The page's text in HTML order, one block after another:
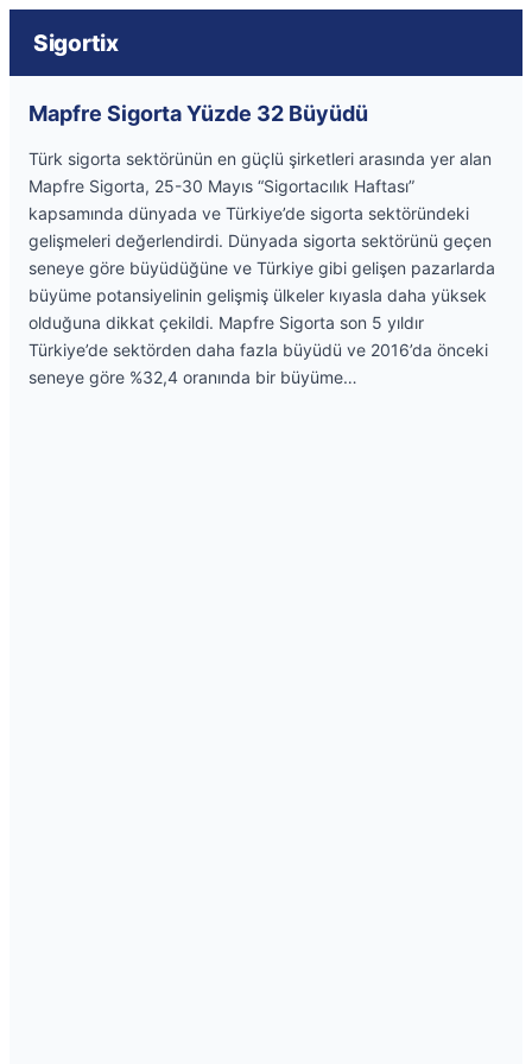
Sigortix
Mapfre Sigorta Yüzde 32 Büyüdü
Türk sigorta sektörünün en güçlü şirketleri arasında yer alan
Mapfre Sigorta, 25-30 Mayıs “Sigortacılık Haftası”
kapsamında dünyada ve Türkiye’de sigorta sektöründeki
gelişmeleri değerlendirdi. Dünyada sigorta sektörünü geçen
seneye göre büyüdüğüne ve Türkiye gibi gelişen pazarlarda
büyüme potansiyelinin gelişmiş ülkeler kıyasla daha yüksek
olduğuna dikkat çekildi. Mapfre Sigorta son 5 yıldır
Türkiye’de sektörden daha fazla büyüdü ve 2016’da önceki
seneye göre %32,4 oranında bir büyüme…